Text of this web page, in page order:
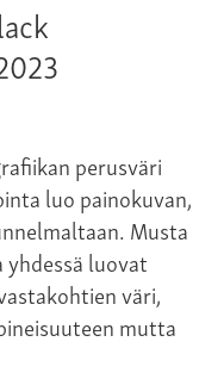
perusväri
luo painokuvan,
Musta
luovat
väri,
mutta